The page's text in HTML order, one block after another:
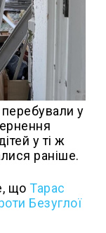
у
у ті ж
раніше.
що Тарас
Безуглої